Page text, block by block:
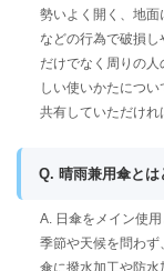
勢いよく開く、地
などの行為で破損
だけでなく周りの
しい使いかたにつ
共有していただけれ
Q. 晴雨兼用傘とは
A. 日傘をメイン使
季節や天候を問わず